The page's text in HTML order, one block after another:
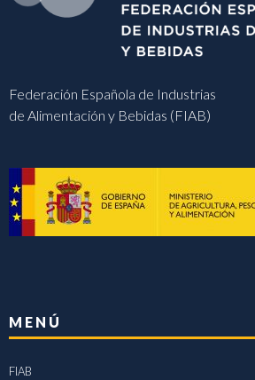
Federación Española de Industrias
de Alimentación y Bebidas (FIAB)
MENÚ
FIAB